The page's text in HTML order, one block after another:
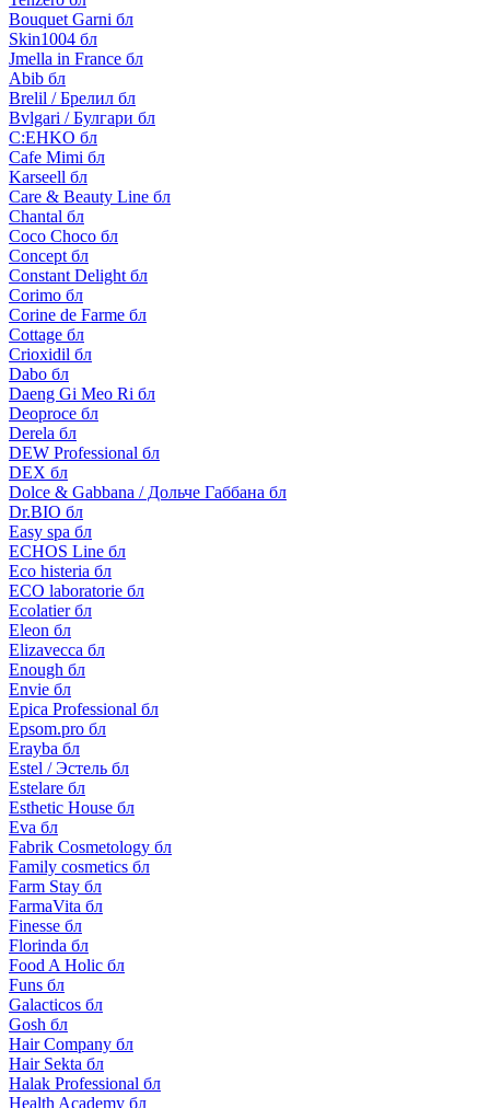
Bouquet Garni бл
Skin1004 бл
Jmella in France бл
Abib бл
Brelil / Брелил бл
Bvlgari / Булгари бл
C:EHKO бл
Cafe Mimi бл
Karseell бл
Care & Beauty Line бл
Chantal бл
Coco Choco бл
Concept бл
Constant Delight бл
Corimo бл
Corine de Farme бл
Cottage бл
Crioxidil бл
Dabo бл
Daeng Gi Meo Ri бл
Deoproce бл
Derela бл
DEW Professional бл
DEX бл
Dolce & Gabbana / Дольче Габбана бл
Dr.BIO бл
Easy spa бл
ECHOS Line бл
Eco histeria бл
ECO laboratorie бл
Ecolatier бл
Eleon бл
Elizavecca бл
Enough бл
Envie бл
Epica Professional бл
Epsom.pro бл
Erayba бл
Estel / Эстель бл
Estelare бл
Esthetic House бл
Eva бл
Fabrik Cosmetology бл
Family cosmetics бл
Farm Stay бл
FarmaVita бл
Finesse бл
Florinda бл
Food A Holic бл
Funs бл
Galacticos бл
Gosh бл
Hair Company бл
Hair Sekta бл
Halak Professional бл
Health Academy бл